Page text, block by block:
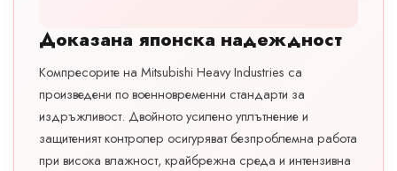
Доказана японска надеждност
Компресорите на Mitsubishi Heavy Industries са
произведени по военновременни стандарти за
издръжливост. Двойното усилено уплътнение и
защитеният контролер осигуряват безпроблемна работа
при висока влажност, крайбрежна среда и интензивна